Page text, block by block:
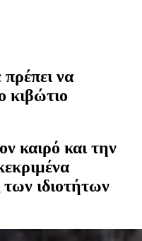
να
κιβώτιο
καιρό και την
των ιδιοτήτων